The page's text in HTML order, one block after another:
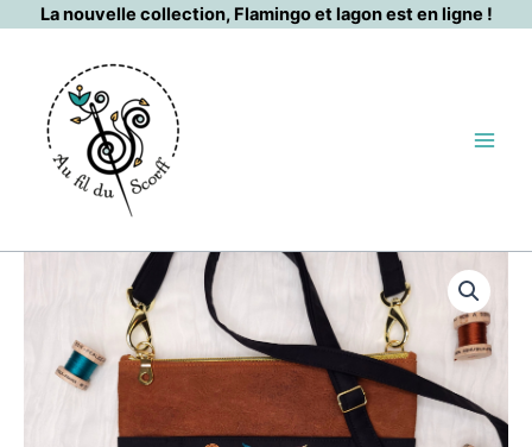
La nouvelle collection, Flamingo et lagon est en ligne !